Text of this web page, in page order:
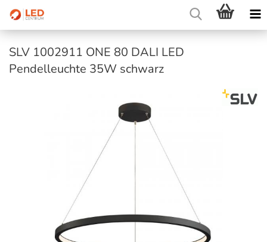
SLV 1002911 ONE 80 DALI LED
Pendelleuchte 35W schwarz